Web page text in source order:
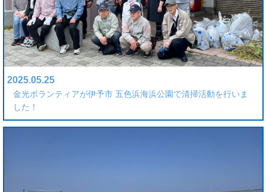
2025.05.25
金光ボランティアが伊予市 五色浜海浜公園で清掃活動を行いま
した！